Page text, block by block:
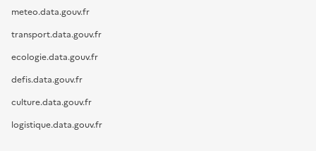
meteo.data.gouv.fr
transport.data.gouv.fr
ecologie.data.gouv.fr
defis.data.gouv.fr
culture.data.gouv.fr
logistique.data.gouv.fr